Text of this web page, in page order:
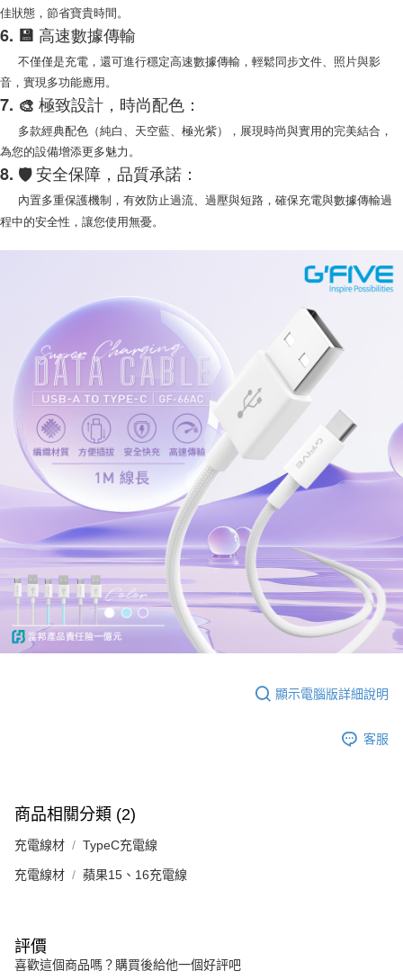
任。
４．使用「AFTEE先享後付」時，將依據個別帳號之用戶狀況，依本公司即
時審查核予不同之上限額度；若仍有額度不足之情形，本公司將視審查結果
請求用戶進行身份認證。
５．嚴禁一人註冊多個帳號或使用他人資訊註冊。若發現惡意使用之情形，
恩沛科技股份有限公司將有權停止該用戶之使用額度並採取法律行動。
佳狀態，節省寶貴時間。
6. 💾 高速數據傳輸
不僅僅是充電，還可進行穩定高速數據傳輸，輕鬆同步文件、照片與影
音，實現多功能應用。
7. 🎨 極致設計，時尚配色：
多款經典配色（純白、天空藍、極光紫），展現時尚與實用的完美結合，
為您的設備增添更多魅力。
8. 🛡️安全保障，品質承諾：
內置多重保護機制，有效防止過流、過壓與短路，確保充電與數據傳輸過
程中的安全性，讓您使用無憂。
顯示電腦版詳細說明
客服
商品相關分類 (2)
充電線材 TypeC充電線
充電線材 蘋果15、16充電線
評價
喜歡這個商品嗎？購買後給他一個好評吧